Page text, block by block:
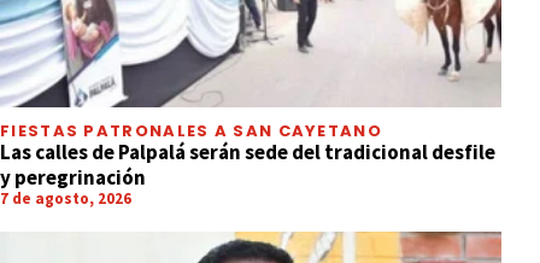
FIESTAS PATRONALES A SAN CAYETANO
Las calles de Palpalá serán sede del tradicional desfile
y peregrinación
7 de agosto, 2026